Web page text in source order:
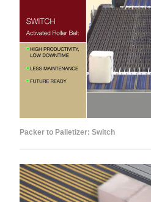
Packer to Palletizer: Switch